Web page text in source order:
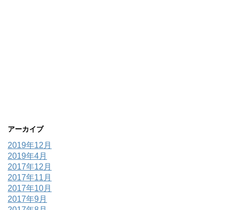
アーカイブ
2019年12月
2019年4月
2017年12月
2017年11月
2017年10月
2017年9月